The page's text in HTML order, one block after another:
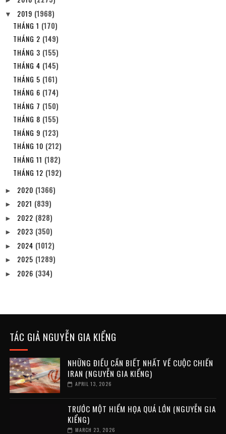
▼ 2019 (1968)
THÁNG 1 (170)
THÁNG 2 (149)
THÁNG 3 (155)
THÁNG 4 (145)
THÁNG 5 (161)
THÁNG 6 (174)
THÁNG 7 (150)
THÁNG 8 (155)
THÁNG 9 (123)
THÁNG 10 (212)
THÁNG 11 (182)
THÁNG 12 (192)
► 2020 (1366)
► 2021 (839)
► 2022 (828)
► 2023 (350)
► 2024 (1012)
► 2025 (1289)
► 2026 (334)
TÁC GIẢ NGUYỄN GIA KIỂNG
NHỮNG ĐIỀU CẦN BIẾT NHẤT VỀ CUỘC CHIẾN
IRAN (NGUYỄN GIA KIỂNG)
APRIL 13, 2026
TRƯỚC MỘT HIỂM HỌA QUÁ LỚN (NGUYỄN GIA
KIỂNG)
MARCH 23, 2026